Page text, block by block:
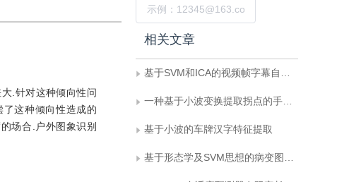
.针对这种倾向性问
这种倾向性造成的
场合.户外图象识别
相关文章
基于SVM和ICA的视频帧字幕自动定位与提取
一种基于小波变换提取拐点的手写签名认证方法
基于小波的车牌汉字特征提取
基于形态学及SVM思想的病变图象识别方法